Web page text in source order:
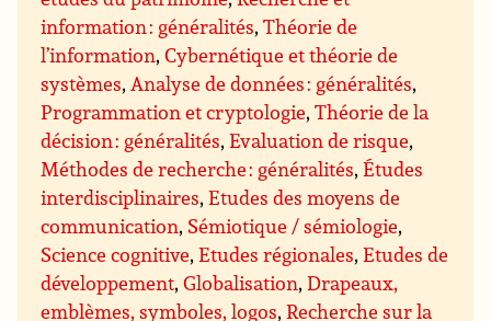
information : généralités,Théorie de
l’information,Cybernétique et théorie de
systèmes,Analyse de données : généralités,
Programmation et cryptologie,Théorie de la
décision : généralités,Evaluation de risque,
Méthodes de recherche : généralités,Études
interdisciplinaires,Etudes des moyens de
communication, Sémiotique / sémiologie,
Science cognitive,Etudes régionales,Etudes de
développement,Globalisation,Drapeaux,
emblèmes, symboles, logos,Recherche sur la